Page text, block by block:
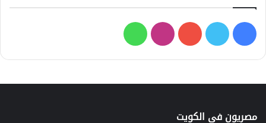
فيسبوك
تويتر يوتيوبانستقرامواتساب
مصريون في الكويت